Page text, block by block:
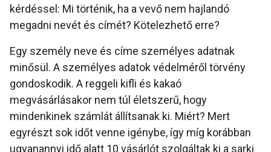
kérdéssel: Mi történik, ha a vevő nem hajlandó
megadni nevét és címét? Kötelezhető erre?
Egy személy neve és címe személyes adatnak
minősül. A személyes adatok védelméről törvény
gondoskodik. A reggeli kifli és kakaó
megvásárlásakor nem túl életszerű, hogy
mindenkinek számlát állítsanak ki. Miért? Mert
egyrészt sok időt venne igénybe, így míg korábban
ugyanannyi idő alatt 10 vásárlót szolgáltak ki a sarki